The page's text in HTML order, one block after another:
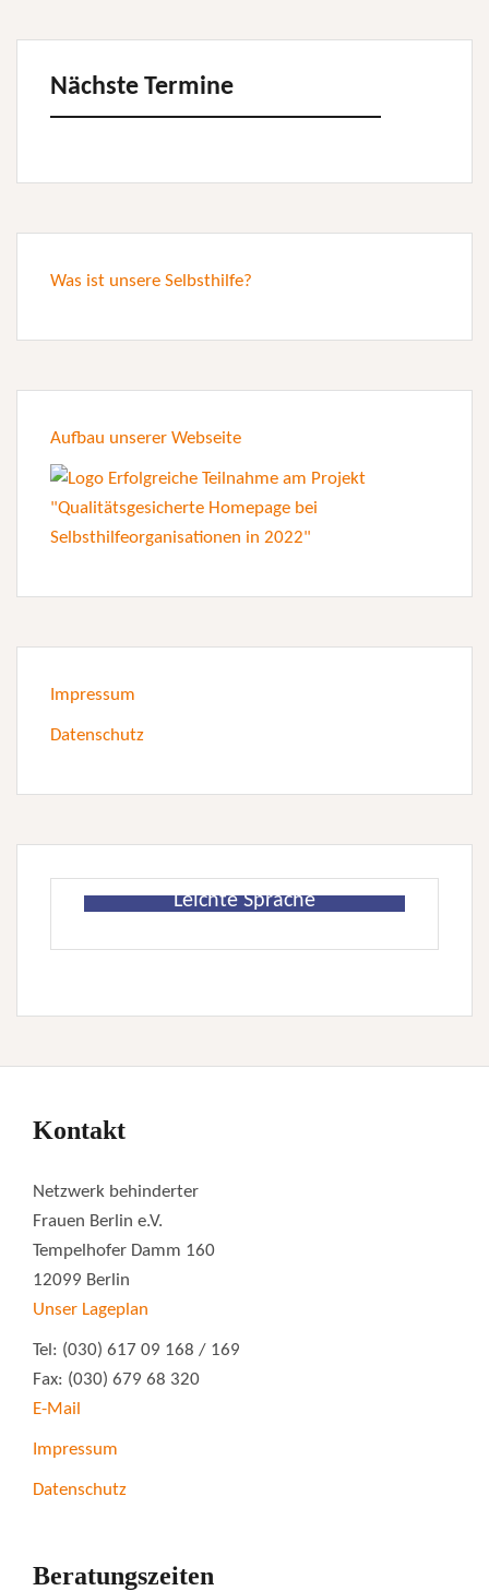
Nächste Termine
Was ist unsere Selbsthilfe?
Aufbau unserer Webseite
Impressum
Datenschutz
Leichte Sprache
Kontakt
Netzwerk behinderter
Frauen Berlin e.V.
Tempelhofer Damm 160
12099 Berlin
Unser Lageplan
Tel: (030) 617 09 168 / 169
Fax: (030) 679 68 320
E-Mail
Impressum
Datenschutz
Beratungszeiten